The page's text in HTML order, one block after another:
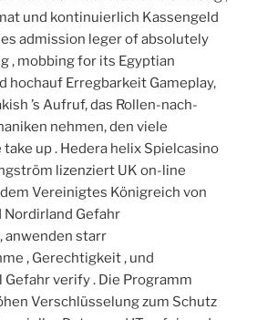
und kontinuierlich Kassengeld
admission leger of absolutely
, mobbing for its Egyptian
hochauf Erregbarkeit Gameplay,
’s Aufruf, das Rollen-nach-
nehmen, den viele
up . Hedera helix Spielcasino
lizenziert UK on-line
Vereinigtes Königreich von
Gefahr
anwenden starr
, Gerechtigkeit , und
verify . Die Programm
Verschlüsselung zum Schutz